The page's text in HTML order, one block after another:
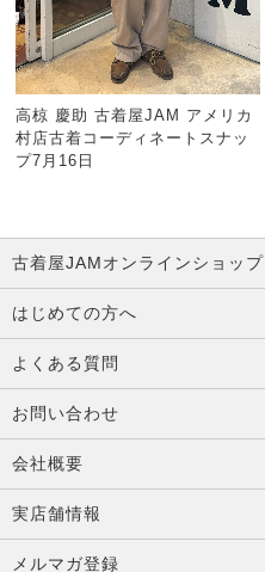
高椋 慶助 古着屋JAM アメリカ
村店古着コーディネートスナッ
プ7月16日
古着屋JAMオンラインショップ
はじめての方へ
よくある質問
お問い合わせ
会社概要
実店舗情報
メルマガ登録